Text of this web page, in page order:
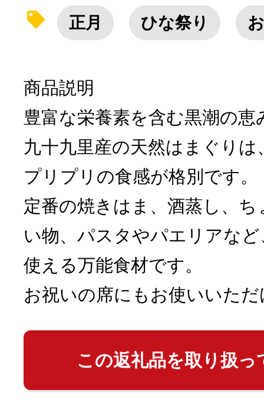
正月 ひな祭り
商品説明
豊富な栄養素を含む黒潮の
九十九里産の天然はまぐり
プリプリの食感が格別です。
定番の焼きはま、酒蒸し、
い物、パスタやパエリアな
使える万能食材です。
お祝いの席にもお使いいた
この返礼品を取り扱っ